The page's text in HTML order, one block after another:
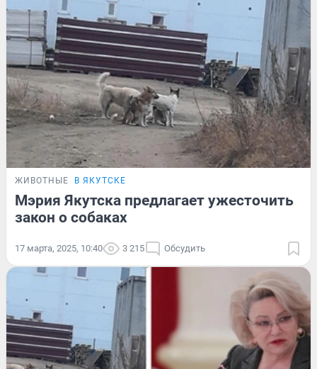
ЖИВОТНЫЕ В ЯКУТСКЕ
Мэрия Якутска предлагает ужесточить
закон о собаках
17 марта, 2025, 10:40 3 215 Обсудить